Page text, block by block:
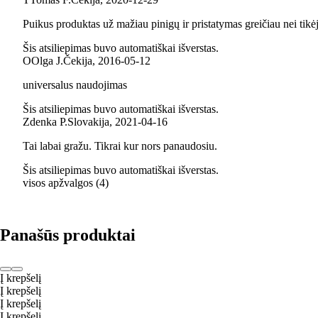
Puikus produktas už mažiau pinigų ir pristatymas greičiau nei
Šis atsiliepimas buvo automatiškai išverstas.
OOlga J.Čekija, 2016‑05‑12
universalus naudojimas
Šis atsiliepimas buvo automatiškai išverstas.
Zdenka P.Slovakija, 2021‑04‑16
Tai labai gražu. Tikrai kur nors panaudosiu.
Šis atsiliepimas buvo automatiškai išverstas.
visos apžvalgos (4)
Panašūs produktai
Į krepšelį
Į krepšelį
Į krepšelį